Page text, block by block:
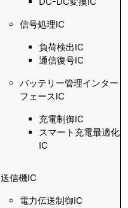
信号処理IC
負荷検出IC
通信復号IC
バッテリー管理インター
フェースIC
充電制御IC
スマート充電最適化
IC
送信機IC
電力伝送制御IC